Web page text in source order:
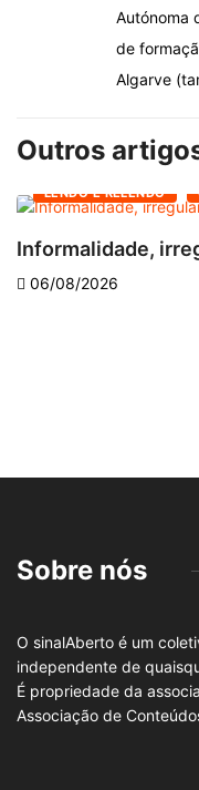
Autónoma
de
Algarve
Outros
LENDO E RELENDO
Informalidade,
06/08/2026
Sobre nós
O sinalAberto é um
independente de
É propriedade da
Associação de